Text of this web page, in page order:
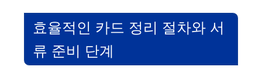
효율적인 카드 정리 절차와 서
류 준비 단계